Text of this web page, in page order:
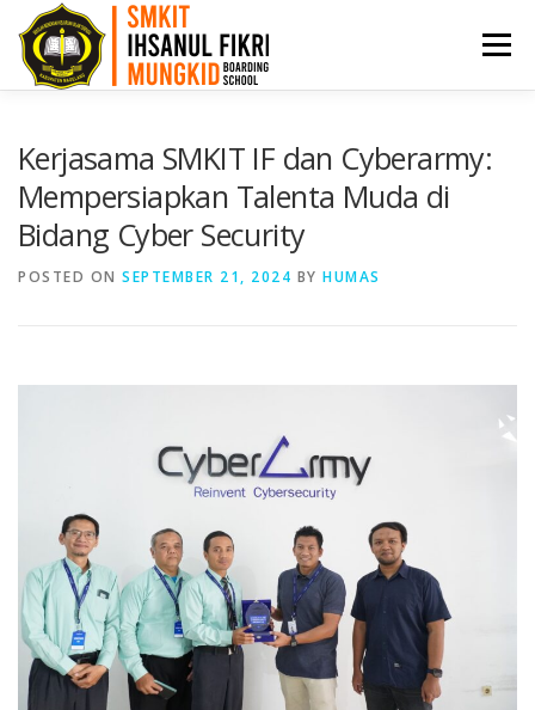
Menu
PRESTASI AKADEMI BKK
Kerjasama SMKIT IF dan Cyberarmy:
Mempersiapkan Talenta Muda di
Bidang Cyber Security
POSTED ON SEPTEMBER 21, 2024 BY HUMAS